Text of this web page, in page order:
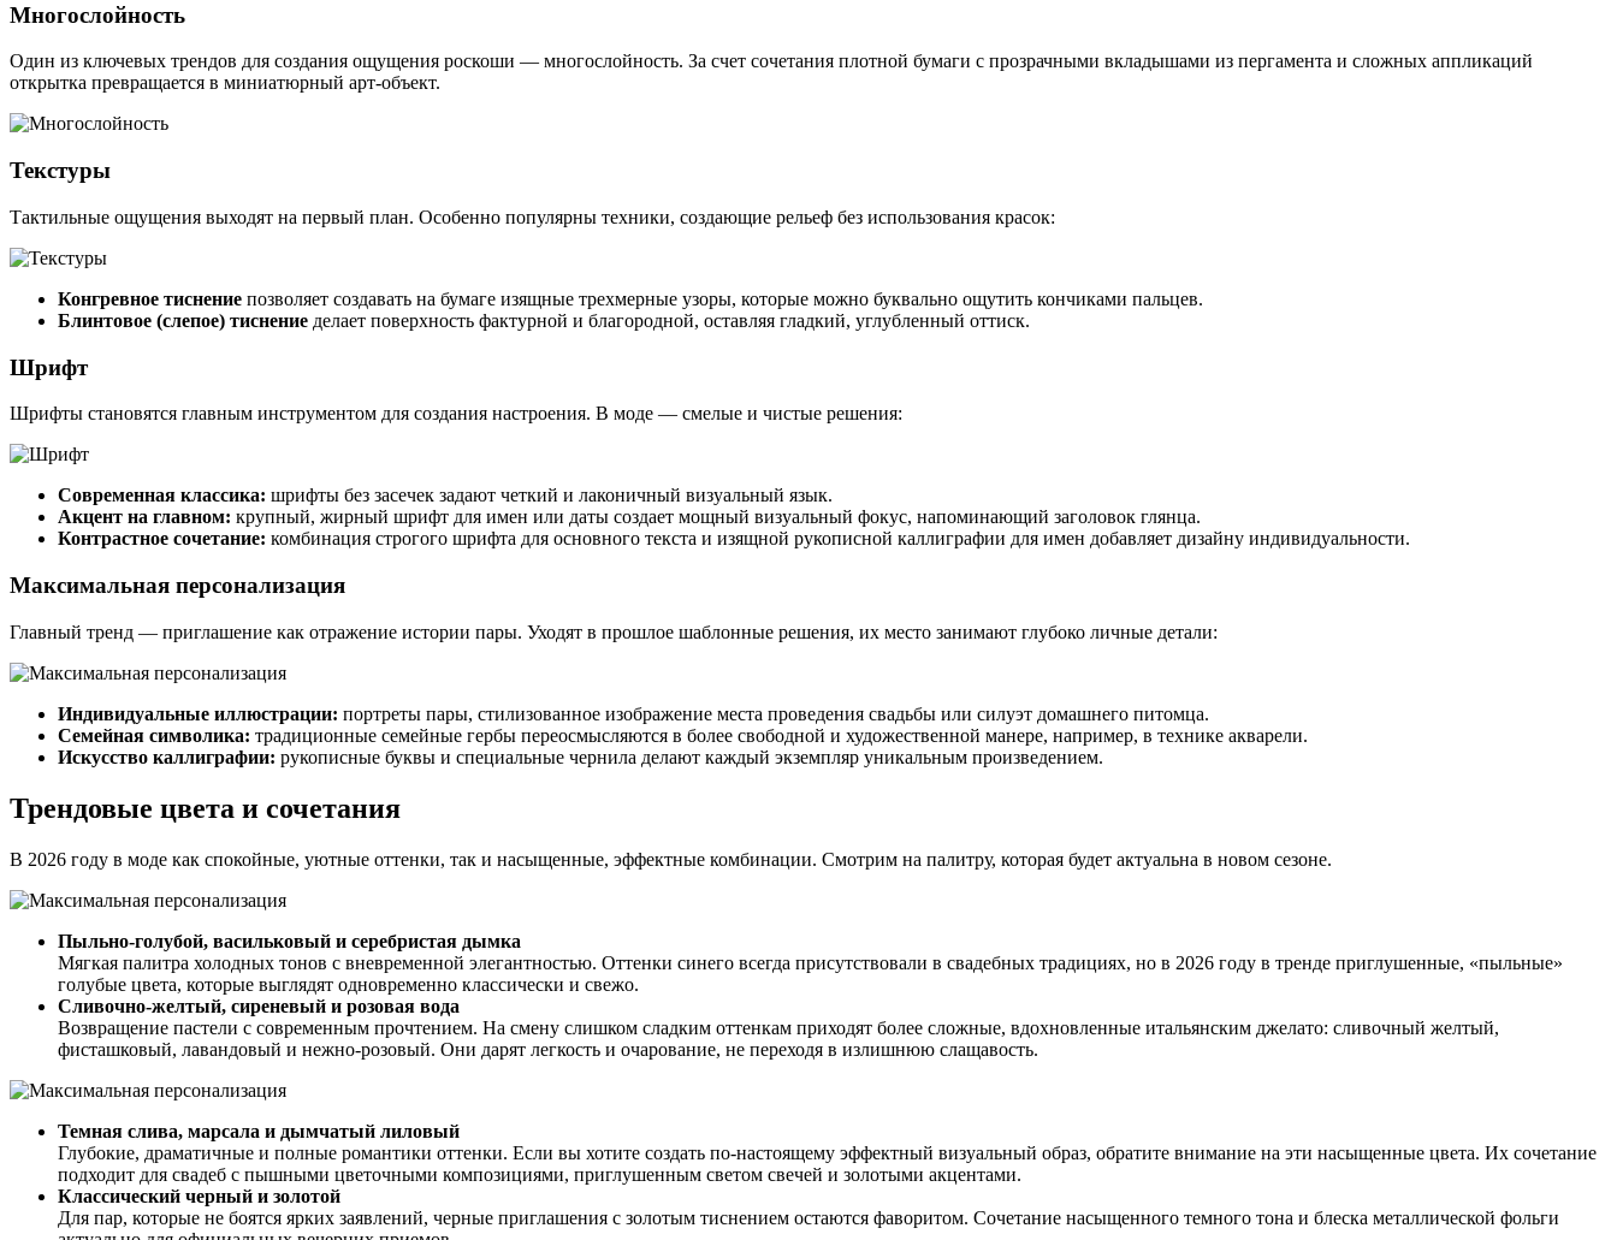
Многослойность
Один из ключевых трендов для создания ощущения роскоши — многослойность. За счет сочетания плотной бумаги с прозрачными вкладышами из пергамента и сложных аппликаций
открытка превращается в миниатюрный арт-объект.
Текстуры
Тактильные ощущения выходят на первый план. Особенно популярны техники, создающие рельеф без использования красок:
Конгревное тиснение позволяет создавать на бумаге изящные трехмерные узоры, которые можно буквально ощутить кончиками пальцев.
Блинтовое (слепое) тиснение делает поверхность фактурной и благородной, оставляя гладкий, углубленный оттиск.
Шрифт
Шрифты становятся главным инструментом для создания настроения. В моде — смелые и чистые решения:
Современная классика: шрифты без засечек задают четкий и лаконичный визуальный язык.
Акцент на главном: крупный, жирный шрифт для имен или даты создает мощный визуальный фокус, напоминающий заголовок глянца.
Контрастное сочетание: комбинация строгого шрифта для основного текста и изящной рукописной каллиграфии для имен добавляет дизайну индивидуальности.
Максимальная персонализация
Главный тренд — приглашение как отражение истории пары. Уходят в прошлое шаблонные решения, их место занимают глубоко личные детали:
Индивидуальные иллюстрации: портреты пары, стилизованное изображение места проведения свадьбы или силуэт домашнего питомца.
Семейная символика: традиционные семейные гербы переосмысляются в более свободной и художественной манере, например, в технике акварели.
Искусство каллиграфии: рукописные буквы и специальные чернила делают каждый экземпляр уникальным произведением.
Трендовые цвета и сочетания
В 2026 году в моде как спокойные, уютные оттенки, так и насыщенные, эффектные комбинации. Смотрим на палитру, которая будет актуальна в новом сезоне.
Пыльно-голубой, васильковый и серебристая дымка
Мягкая палитра холодных тонов с вневременной элегантностью. Оттенки синего всегда присутствовали в свадебных традициях, но в 2026 году в тренде приглушенные, «пыльные»
голубые цвета, которые выглядят одновременно классически и свежо.
Сливочно-желтый, сиреневый и розовая вода
Возвращение пастели с современным прочтением. На смену слишком сладким оттенкам приходят более сложные, вдохновленные итальянским джелато: сливочный желтый,
фисташковый, лавандовый и нежно-розовый. Они дарят легкость и очарование, не переходя в излишнюю слащавость.
Темная слива, марсала и дымчатый лиловый
Глубокие, драматичные и полные романтики оттенки. Если вы хотите создать по-настоящему эффектный визуальный образ, обратите внимание на эти насыщенные цвета. Их сочетание
подходит для свадеб с пышными цветочными композициями, приглушенным светом свечей и золотыми акцентами.
Классический черный и золотой
Для пар, которые не боятся ярких заявлений, черные приглашения с золотым тиснением остаются фаворитом. Сочетание насыщенного темного тона и блеска металлической фольги